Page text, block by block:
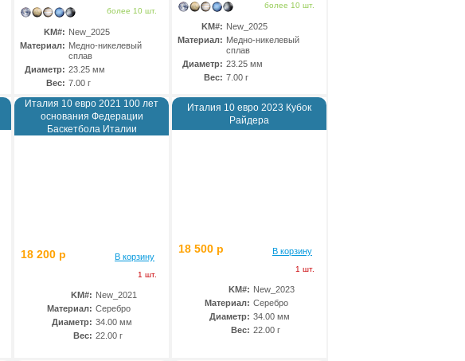
более 10 шт.
KM#: New_2025
Материал: Медно-никелевый
сплав
Диаметр: 23.25 мм
Вес: 7.00 г
более 10 шт.
KM#: New_2025
Материал: Медно-никелевый
сплав
Диаметр: 23.25 мм
Вес: 7.00 г
Италия 10 евро 2021 100 лет
основания Федерации
Баскетбола Италии
18 200 р В корзину
1 шт.
KM#: New_2021
Материал: Серебро
Диаметр: 34.00 мм
Вес: 22.00 г
Италия 10 евро 2023 Кубок
Райдера
18 500 р В корзину
1 шт.
KM#: New_2023
Материал: Серебро
Диаметр: 34.00 мм
Вес: 22.00 г